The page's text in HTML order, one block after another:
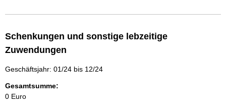
Schenkungen und sonstige lebzeitige
Zuwendungen
Geschäftsjahr: 01/24 bis 12/24
Gesamtsumme:
0 Euro